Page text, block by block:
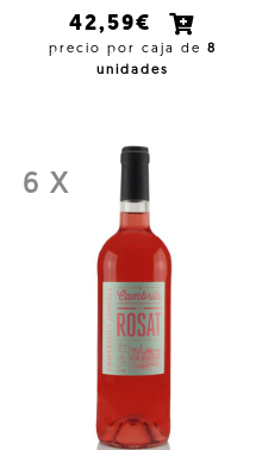
42,59€
precio por caja de 8
unidades
6 X